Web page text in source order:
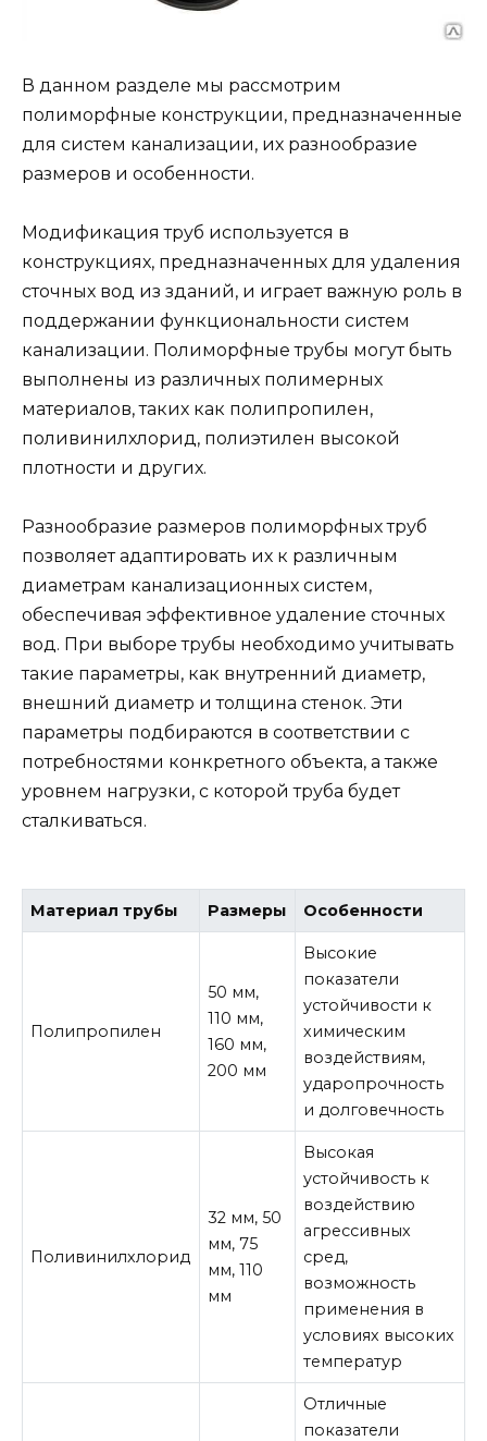
В данном разделе мы рассмотрим
полиморфные конструкции, предназначенные
для систем канализации, их разнообразие
размеров и особенности.
Модификация труб используется в
конструкциях, предназначенных для удаления
сточных вод из зданий, и играет важную роль в
поддержании функциональности систем
канализации. Полиморфные трубы могут быть
выполнены из различных полимерных
материалов, таких как полипропилен,
поливинилхлорид, полиэтилен высокой
плотности и других.
Разнообразие размеров полиморфных труб
позволяет адаптировать их к различным
диаметрам канализационных систем,
обеспечивая эффективное удаление сточных
вод. При выборе трубы необходимо учитывать
такие параметры, как внутренний диаметр,
внешний диаметр и толщина стенок. Эти
параметры подбираются в соответствии с
потребностями конкретного объекта, а также
уровнем нагрузки, с которой труба будет
сталкиваться.
Материал трубы Размеры Особенности
Полипропилен
50 мм,
110 мм,
160 мм,
200 мм
Высокие
показатели
устойчивости к
химическим
воздействиям,
ударопрочность
и долговечность
Поливинилхлорид
32 мм, 50
мм, 75
мм, 110
мм
Высокая
устойчивость к
воздействию
агрессивных
сред,
возможность
применения в
условиях высоких
температур
Отличные
показатели